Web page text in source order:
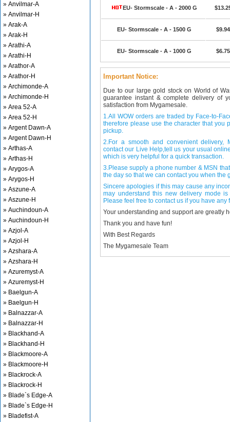
» Anvilmar-A
» Anvilmar-H
» Arak-A
» Arak-H
» Arathi-A
» Arathi-H
» Arathor-A
» Arathor-H
» Archimonde-A
» Archimonde-H
» Area 52-A
» Area 52-H
» Argent Dawn-A
» Argent Dawn-H
» Arthas-A
» Arthas-H
» Arygos-A
» Arygos-H
» Aszune-A
» Aszune-H
» Auchindoun-A
» Auchindoun-H
» Azjol-A
» Azjol-H
» Azshara-A
» Azshara-H
» Azuremyst-A
» Azuremyst-H
» Baelgun-A
» Baelgun-H
» Balnazzar-A
» Balnazzar-H
» Blackhand-A
» Blackhand-H
» Blackmoore-A
» Blackmoore-H
» Blackrock-A
» Blackrock-H
» Blade`s Edge-A
» Blade`s Edge-H
» Bladefist-A
EU- Stormscale - A - 2000 G
EU- Stormscale - A - 1500 G $9.94
EU- Stormscale - A - 1000 G $6.75
Important Notice:
Due to our large gold stock on World of
guarantee instant & complete delivery of
satisfaction from Mygamesale.
1.All WOW orders are traded by Face-to-
therefore please use the character that you
pickup.
2.For a smooth and convenient delivery,
contact our Live Help,tell us your usual
which is very helpful for a quick transaction.
3.Please supply a phone number & MSN
the day so that we can contact you when the
Sincere apologies if this may cause any
may understand this new delivery mode
Please feel free to contact us if you have any
Your understanding and support are greatly
Thank you and have fun!
With Best Regards
The Mygamesale Team